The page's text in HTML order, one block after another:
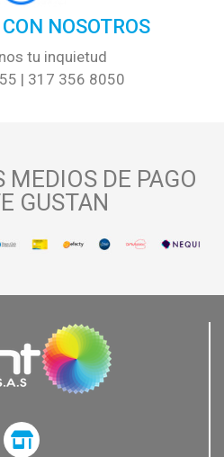
NOSOTROS
tu inquietud
| 317 356 8050
MEDIOS DE PAGO
GUSTAN